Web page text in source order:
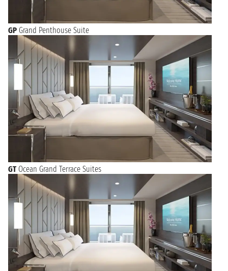
GP Grand Penthouse Suite
GT Ocean Grand Terrace Suites